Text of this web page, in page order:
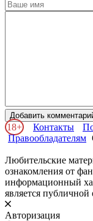
Добавить
18+ Контакты
Правообладателям
Любительские
ознакомления от
информационный
является публичной
Авторизация